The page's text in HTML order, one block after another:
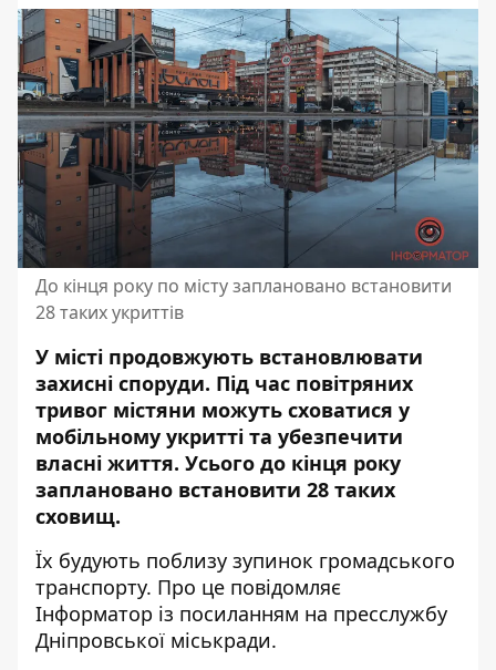
До кінця року по місту заплановано встановити
28 таких укриттів
У місті продовжують встановлювати
захисні споруди. Під час повітряних
тривог містяни можуть сховатися у
мобільному укритті та убезпечити
власні життя. Усього до кінця року
заплановано встановити 28 таких
сховищ.
Їх будують поблизу зупинок громадського
транспорту. Про це повідомляє
Інформатор із посиланням на пресслужбу
Дніпровської міськради.